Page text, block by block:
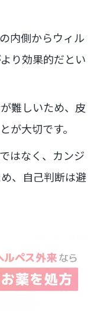
内側からウィル
り効果的だとい
難しいため、皮
が大切です。
はなく、カンジ
、自己判断は避